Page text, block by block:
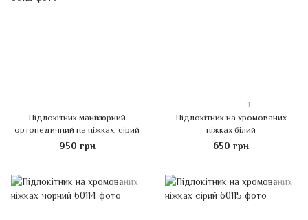
Підлокітник манікюрний
ортопедичний на ніжках, сірий
950 грн
1
Підлокітник на хромованих
ніжках білий
650 грн